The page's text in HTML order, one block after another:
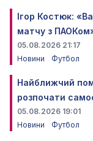
Ігор Костюк:
матчу з
05.08.2026 21:17
Новини
Футбол
Найближчий
розпочати
05.08.2026 19:01
Новини
Футбол